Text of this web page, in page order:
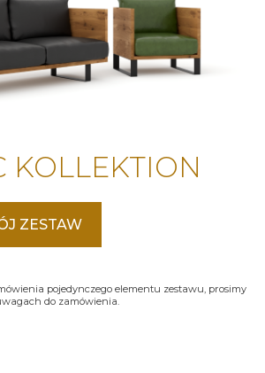
KOLLEKTION
ZESTAW
pojedynczego elementu zestawu, prosimy
do zamówienia.